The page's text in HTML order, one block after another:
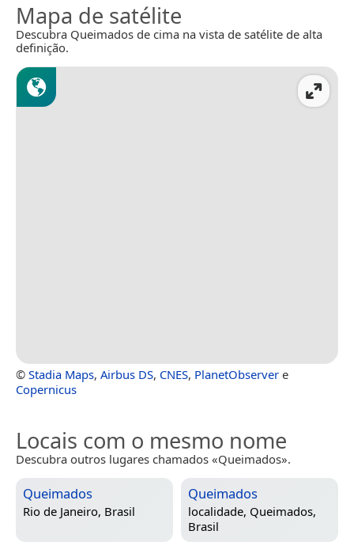
Mapa de satélite
Descubra Queimados de cima na vista de satélite de alta
definição.
© Stadia Maps, Airbus DS, CNES, PlanetObserver e
Copernicus
Locais com o mesmo nome
Descubra outros lugares chamados «Queimados».
Queimados
Rio de Janeiro, Brasil
Queimados
localidade, Queimados,
Brasil